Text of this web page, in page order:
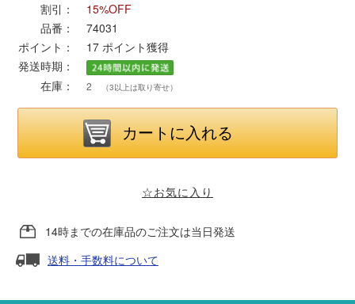
ポポンデッタ
MODEMO(モデモ)
トラムウェイ
TTC
割引：
15%OFF
品番：
74031
ポイント：
17 ポイント獲得
発送時期：
在庫：
2 （3以上は取り寄せ）
☆お気に入り
14時までの在庫品のご注文は当日発送
送料・手数料について